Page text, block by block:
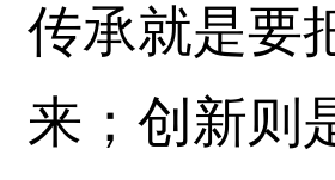
传承就是要
来；创新则